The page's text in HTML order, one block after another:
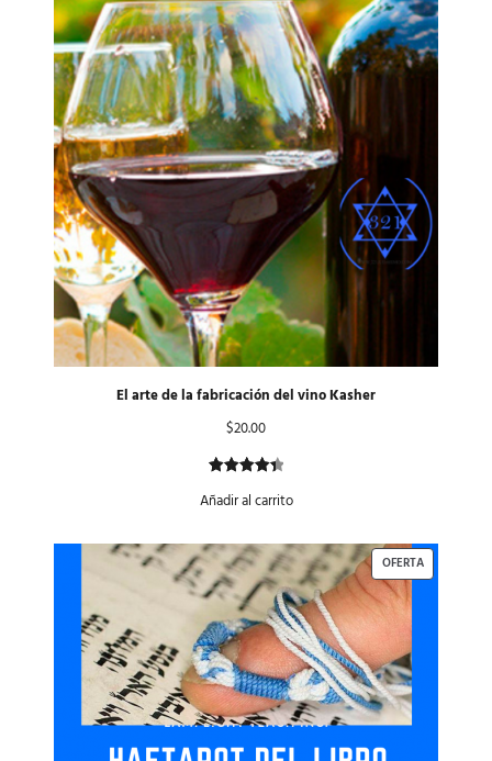
valoración
de un
cliente
El arte de la fabricación del vino Kasher
$20.00
con 4.50
base a
valoraciones
de
clientes
Añadir al carrito
OFERTA